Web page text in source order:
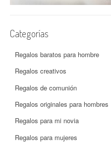
Categorías
Regalos baratos para hombre
Regalos creativos
Regalos de comunión
Regalos originales para hombres
Regalos para mi novia
Regalos para mujeres